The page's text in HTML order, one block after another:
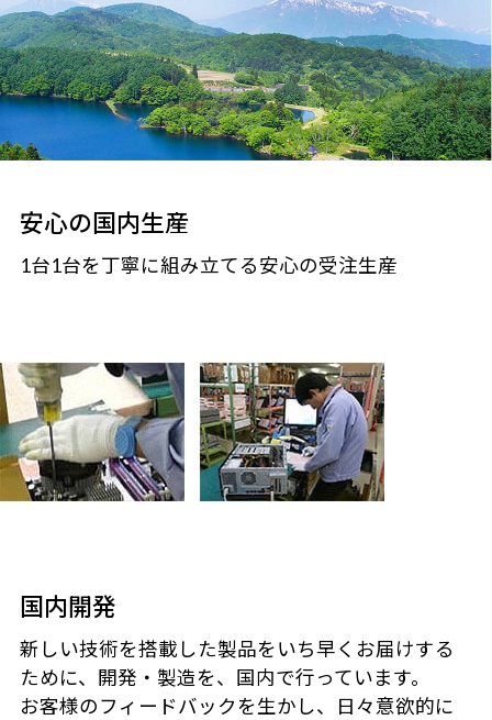
安心の国内生産
1台1台を丁寧に組み立てる安心の受注生産
国内開発
新しい技術を搭載した製品をいち早くお届けする
ために、開発・製造を、国内で行っています。
お客様のフィードバックを生かし、日々意欲的に